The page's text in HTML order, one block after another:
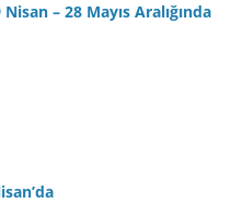
– 28 Mayıs Aralığında